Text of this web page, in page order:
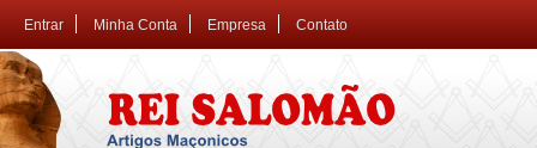
Entrar Minha Conta Empresa Contato